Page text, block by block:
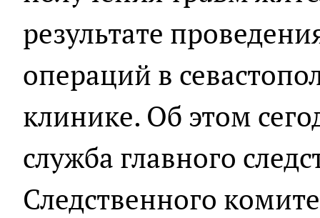
результате
операций в
клинике. Об этом
служба главного
Следственного